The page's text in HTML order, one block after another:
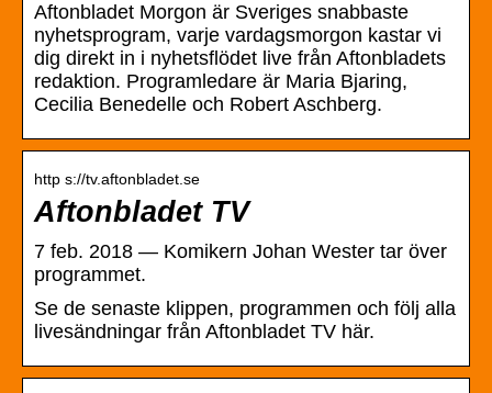
Aftonbladet Morgon är Sveriges snabbaste
nyhetsprogram, varje vardagsmorgon kastar vi
dig direkt in i nyhetsflödet live från Aftonbladets
redaktion. Programledare är Maria Bjaring,
Cecilia Benedelle och Robert Aschberg.
http s://tv.aftonbladet.se
Aftonbladet TV
7 feb. 2018 — Komikern Johan Wester tar över
programmet.
Se de senaste klippen, programmen och följ alla
livesändningar från Aftonbladet TV här.